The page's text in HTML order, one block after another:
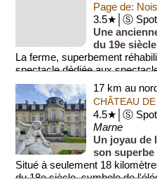
Page de:
3.5★│Ⓢ
Une
du 19e
La ferme, superbement
spectacle dédiée aux
17 km au
CHÂTEAU
4.5★│Ⓢ
Marne
Un joyau de
son superbe
Situé à seulement 18
du 18e siècle, symbole de